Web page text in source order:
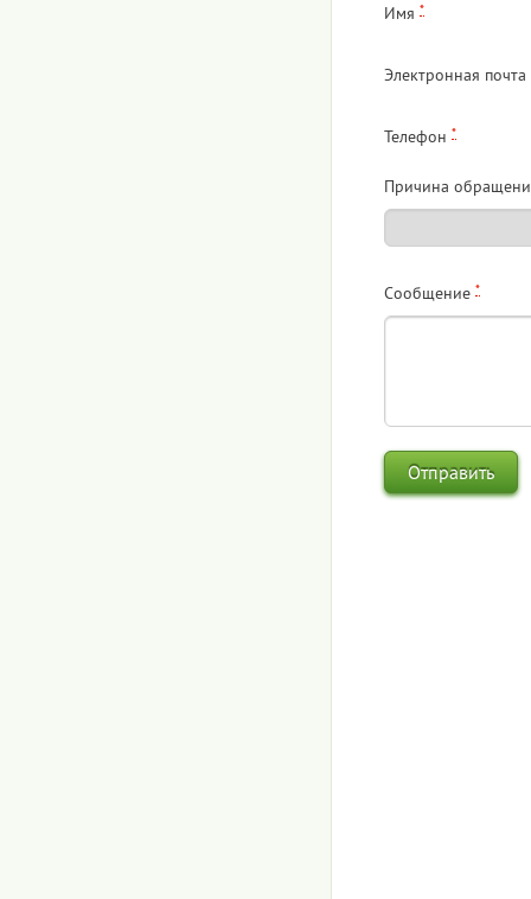
*
Имя
Электронная почта
*
Телефон
Причина
*
Сообщение